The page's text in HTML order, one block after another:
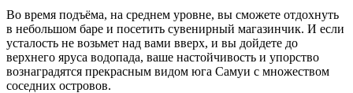
Во время подъёма, на среднем уровне, вы сможете отдохнуть
в небольшом баре и посетить сувенирный магазинчик. И если
усталость не возьмет над вами вверх, и вы дойдете до
верхнего яруса водопада, ваше настойчивость и упорство
вознаградятся прекрасным видом юга Самуи с множеством
соседних островов.